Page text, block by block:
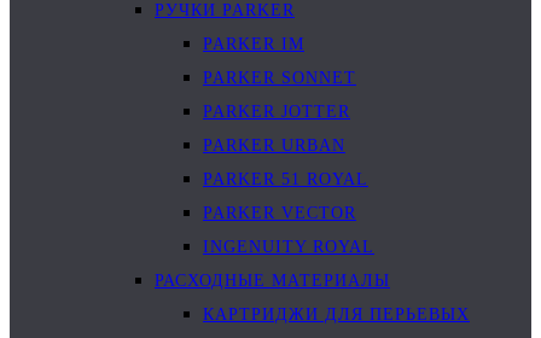
РУЧКИ PARKER
PARKER IM
PARKER SONNET
PARKER JOTTER
PARKER URBAN
PARKER 51 ROYAL
PARKER VECTOR
INGENUITY ROYAL
РАСХОДНЫЕ МАТЕРИАЛЫ
КАРТРИДЖИ ДЛЯ ПЕРЬЕВЫХ